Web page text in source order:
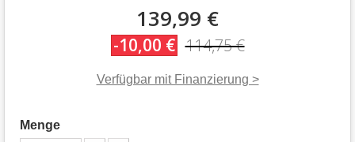
139,99 €
-10,00 € 114,75 €
Verfügbar mit Finanzierung >
Menge